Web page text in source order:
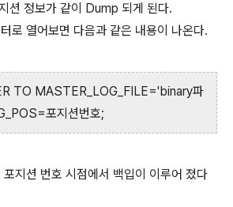
션 정보가 같이 Dump 되게 된다.
로 열어보면 다음과 같은 내용이 나온다.
TO MASTER_LOG_FILE='binary파
포지션번호;
지션 번호 시점에서 백입이 이루어 졌다